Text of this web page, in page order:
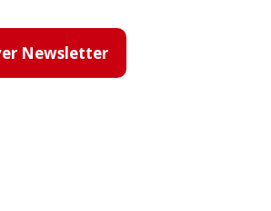
Newsletter